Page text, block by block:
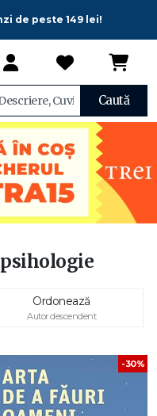
de peste 149 lei!
Caută
Ordonează
Autor descendent
-30%